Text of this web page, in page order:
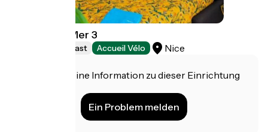
L'Or dans la Mer 3
Bed and breakfast Accueil Vélo Nice
Haben Sie eine Information zu dieser Einrichtung
Ein Problem melden